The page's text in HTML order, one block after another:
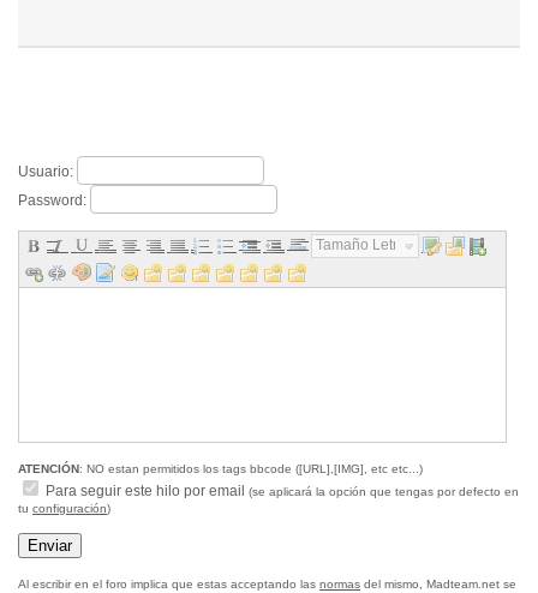
Usuario:
Password:
Tamaño Letra...
ATENCIÓN: NO estan permitidos los tags bbcode ([URL],[IMG], etc etc...)
Para seguir este hilo por email
(se aplicará la opción que tengas por defecto en
tu configuración)
Al escribir en el foro implica que estas acceptando las normas del mismo, Madteam.net se